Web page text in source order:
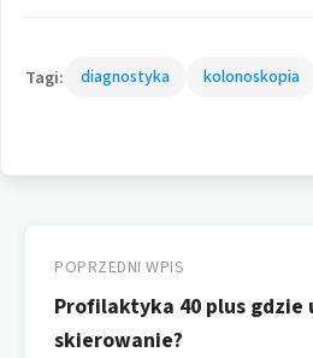
Tagi: diagnostyka kolonoskopia
wpisu
POPRZEDNI WPIS
Profilaktyka 40 plus gdzie
skierowanie?